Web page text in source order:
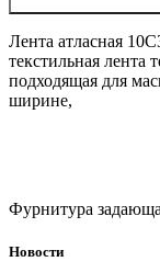
Лента атласная
текстильная лента
подходящая для
ширине,
Фурнитура
Новости